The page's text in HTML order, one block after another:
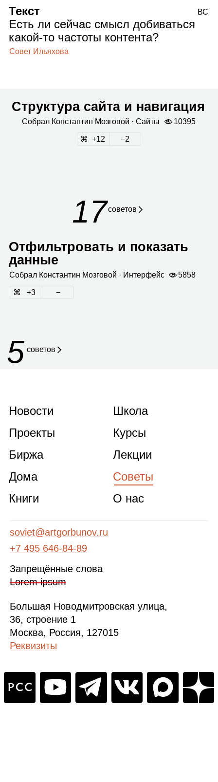
Текст
Есть ли сейчас смысл добиваться
какой‑то частоты контента?
Совет Ильяхова
ВС
Структура сайта и навигация
Собрал Кон­стан­тин Моз­го­вой · Сайты 10395
12 2
17сове­тов
Отфильтровать и показать
данные
Собрал Кон­стан­тин Моз­го­вой · Интер­фейс 5858
3
5 советов
Новости
Проекты
Биржа
Дома
Книги
Школа
Курсы
Лекции
Советы
О нас
soviet@artgorbunov.ru
+7 495 646‑84‑89
Запрещённые слова
Lorem ipsum
Большая Новодмитровская улица,
36, строение 1
Москва, Россия, 127015
Реквизиты